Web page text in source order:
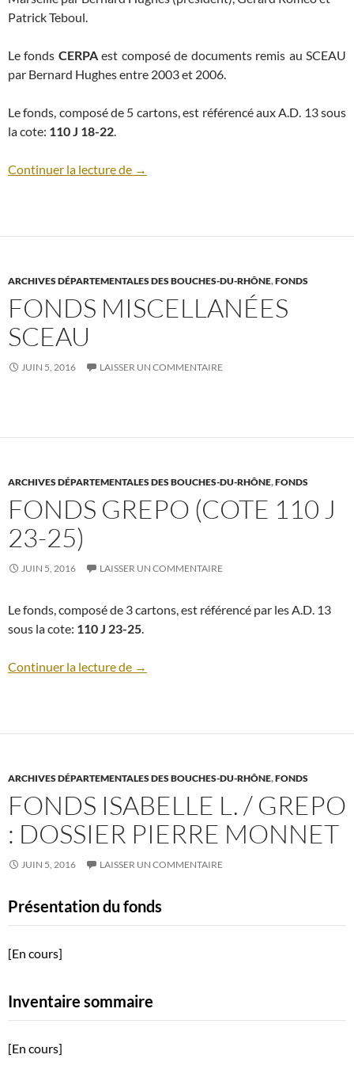
Patrick Teboul.
Le fonds CERPAest composé de documents remis au SCEAU
par Bernard Hughes entre 2003 et 2006.
Le fonds, composé de 5 cartons, est référencé aux A.D. 13 sous
la cote: 110 J 18-22.
Continuer la lecture de Fonds CERPA (cote 110 J 18-22)
→
ARCHIVES DÉPARTEMENTALES DES BOUCHES-DU-RHÔNE,FONDS
FONDS MISCELLANÉES
SCEAU
JUIN 5, 2016 LAISSER UN COMMENTAIRE
ARCHIVES DÉPARTEMENTALES DES BOUCHES-DU-RHÔNE,FONDS
FONDS GREPO (COTE 110 J
23-25)
JUIN 5, 2016 LAISSER UN COMMENTAIRE
Le fonds, composé de 3 cartons, est référencé par les A.D. 13
sous la cote: 110 J 23-25.
Continuer la lecture de Fonds GREPO (cote 110 J 23-25)
→
ARCHIVES DÉPARTEMENTALES DES BOUCHES-DU-RHÔNE,FONDS
FONDS ISABELLE L. / GREPO
: DOSSIER PIERRE MONNET
JUIN 5, 2016 LAISSER UN COMMENTAIRE
Présentation du fonds
[En cours]
Inventaire sommaire
[En cours]